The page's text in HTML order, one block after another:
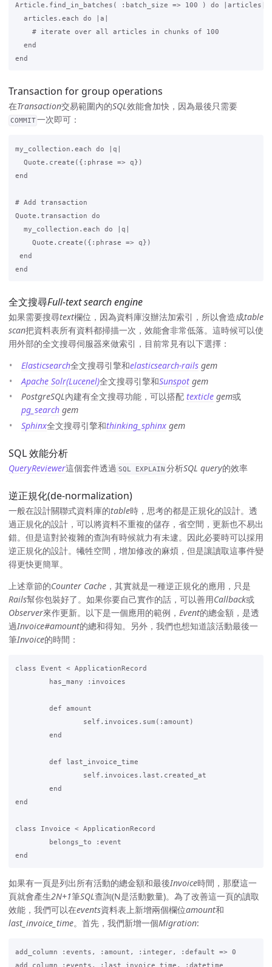
Article.find_in_batches( :batch_size => 100 ) do |articles|
  articles.each do |a|
    # iterate over all articles in chunks of 100
  end
Transaction for group operations
在Transaction交易範圍內的SQL效能會加快，因為最後只需要
COMMIT 一次即可：
my_collection.each do |q|
  Quote.create({:phrase => q})
end
# Add transaction
Quote.transaction do
  my_collection.each do |q|
    Quote.create({:phrase => q})
end
全文搜尋Full-text search engine
如果需要搜尋text欄位，因為資料庫沒辦法加索引，所以會造成table
scan把資料表所有資料都掃描一次，效能會非常低落。這時候可以使
用外部的全文搜尋伺服器來做索引，目前常見有以下選擇：
Elasticsearch全文搜尋引擎和elasticsearch-rails gem
Apache Solr(Lucenel)全文搜尋引擎和Sunspot gem
PostgreSQL內建有全文搜尋功能，可以搭配 texticle gem或
pg_search gem
Sphinx全文搜尋引擎和thinking_sphinx gem
SQL 效能分析
QueryReviewer這個套件透過 SQL EXPLAIN 分析SQL query的效率
逆正規化(de-normalization)
一般在設計關聯式資料庫的table時，思考的都是正規化的設計。透
過正規化的設計，可以將資料不重複的儲存，省空間，更新也不易出
錯。但是這對於複雜的查詢有時候就力有未逮。因此必要時可以採用
逆正規化的設計。犧牲空間，增加修改的麻煩，但是讓讀取這事件變
得更快更簡單。
上述章節的Counter Cache ，其實就是一種逆正規化的應用，只是
Rails幫你包裝好了。如果你要自己實作的話，可以善用Callback或
Observer來作更新。以下是一個應用的範例， Event的總金額，是透
過Invoice#amount的總和得知。另外，我們也想知道該活動最後一
筆Invoice的時間：
class Event < ApplicationRecord
end
class Invoice < ApplicationRecord
如果有一頁是列出所有活動的總金額和最後Invoice時間，那麼這一
頁就會產生2N+1筆SQL查詢(N是活動數量)。為了改善這一頁的讀取
效能，我們可以在events資料表上新增兩個欄位amount和
last_invoice_time。首先，我們新增一個Migration:
add_column :events, :amount, :integer, :default => 0
add_column :events, :last_invoice_time, :datetime